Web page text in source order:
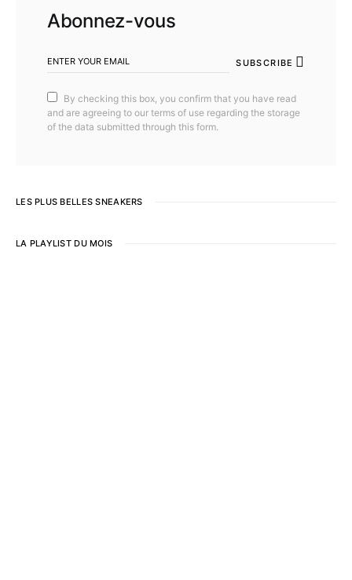
Abonnez-vous
SUBSCRIBE
By checking this box, you confirm that you have read
and are agreeing to our terms of use regarding the storage
of the data submitted through this form.
LES PLUS BELLES SNEAKERS
LA PLAYLIST DU MOIS